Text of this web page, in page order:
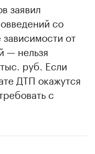
заявил
со
от
— нельзя
руб. Если
ДТП окажутся
с